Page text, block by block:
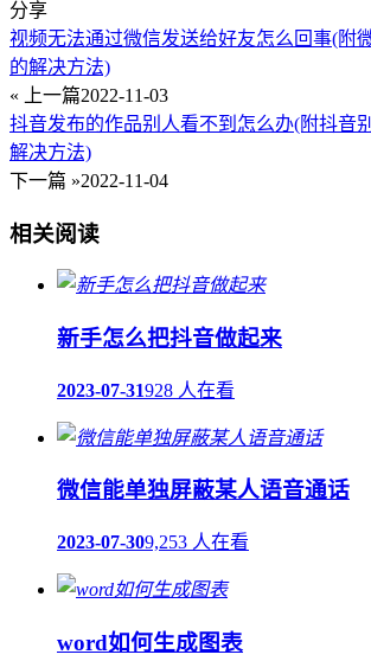
分享
视频无法通过微信发送给好友怎么回事(附
的解决方法)
« 上一篇2022-11-03
抖音发布的作品别人看不到怎么办(附抖音
解决方法)
下一篇 »2022-11-04
相关阅读
新手怎么把抖音做起来
2023-07-31928 人在看
微信能单独屏蔽某人语音通话
2023-07-309,253 人在看
word如何生成图表